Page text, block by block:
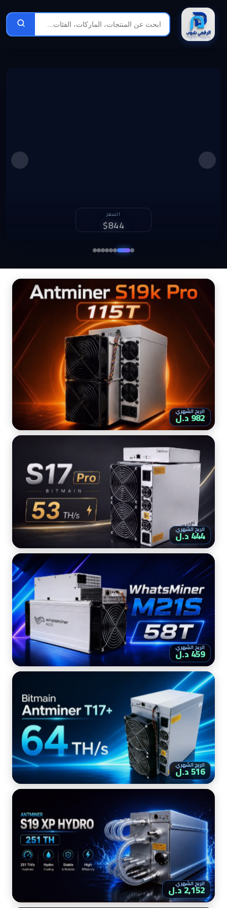
السعر
$860
الربح الشهري
1,259 د.ل
الربح الشهري
982 د.ل
الربح الشهري
444 د.ل
الربح الشهري
459 د.ل
الربح الشهري
516 د.ل
الربح الشهري
2,152 د.ل